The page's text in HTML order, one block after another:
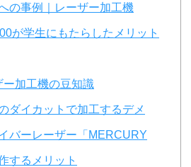
の事例｜レーザー加工機
が学生にもたらしたメリット
加工機の豆知識
ダイカットで加工するデメ
バーレーザー「MERCURY
するメリット